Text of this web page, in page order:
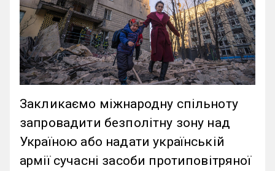
Закликаємо міжнародну спільноту
запровадити безполітну зону над
Україною або надати українській
армії сучасні засоби протиповітряної